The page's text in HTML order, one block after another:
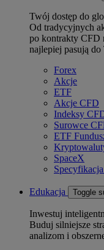
Twój dostęp do
Od tradycyjnych
po kontrakty CFD
najlepiej pasują
Forex
Akcje
ETF
Akcje CFD
Indeksy
Surowce
ETF
SpaceX
Edukacja Toggle
Inwestuj
Buduj silniejsze
analizom i